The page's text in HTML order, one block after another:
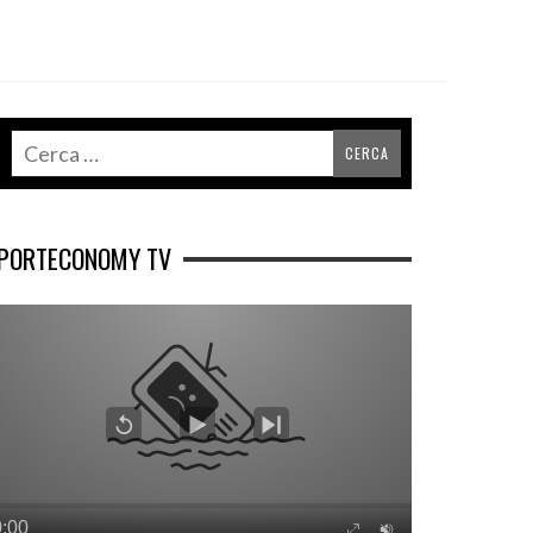
TV